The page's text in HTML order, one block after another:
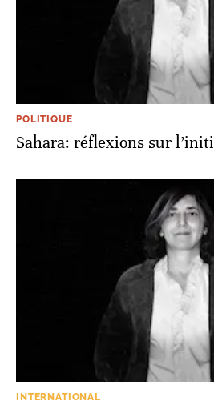
POLITIQUE
Sahara: réflexions sur
INTERNATIONAL